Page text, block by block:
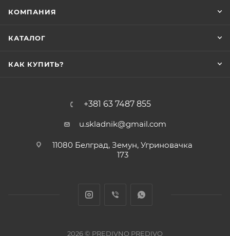
КОМПАНИЯ
КАТАЛОГ
КАК КУПИТЬ?
+381 63 7487 855
u.skladnik@gmail.com
11080 Белград, Земун, Угриновачка
173
2026 © PREDIVNO PREDIVO